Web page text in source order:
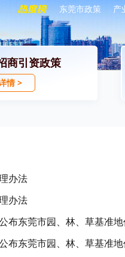
东莞市政策 产
商引资政策
情 >
办法
办法